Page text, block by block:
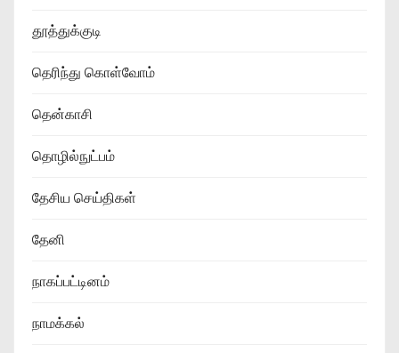
தூத்துக்குடி
தெரிந்து கொள்வோம்
தென்காசி
தொழில்நுட்பம்
தேசிய செய்திகள்
தேனி
நாகப்பட்டினம்
நாமக்கல்